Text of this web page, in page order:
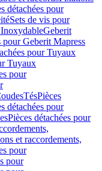
détachées pour
Sets de vis pour
Geberit
pour Geberit Mapress
pour Tuyaux
Tuyaux
pour
TésPièces
détachées pour
Pièces détachées pour
et raccordements,
pour
pour